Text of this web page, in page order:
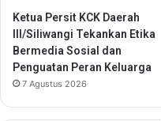
N
a
r
k
o
n
Ketua Persit KCK Daerah
III/Siliwangi Tekankan Etika
Bermedia Sosial dan
Penguatan Peran Keluarga
7 Agustus 2026